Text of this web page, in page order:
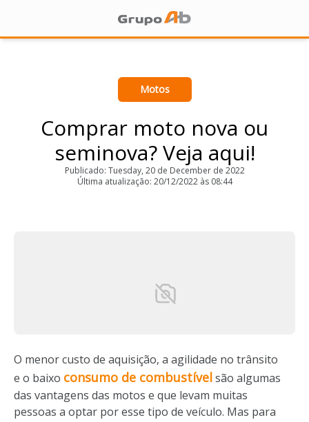
Motos
Comprar moto nova ou
seminova? Veja aqui!
Publicado: Tuesday, 20 de December de 2022
Última atualização: 20/12/2022 às 08:44
O menor custo de aquisição, a agilidade no trânsito
e o baixo consumo de combustívelsão algumas
das vantagens das motos e que levam muitas
pessoas a optar por esse tipo de veículo. Mas para